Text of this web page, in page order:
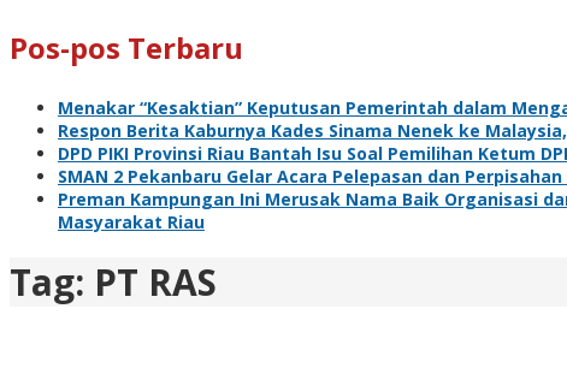
Pos-pos Terbaru
Menakar “Kesaktian” Keputusan Pemerintah dalam
Respon Berita Kaburnya Kades Sinama Nenek ke
DPD PIKI Provinsi Riau Bantah Isu Soal Pemilihan Ketum
SMAN 2 Pekanbaru Gelar Acara Pelepasan dan
Preman Kampungan Ini Merusak Nama Baik Organisasi
Masyarakat Riau
Tag: PT RAS